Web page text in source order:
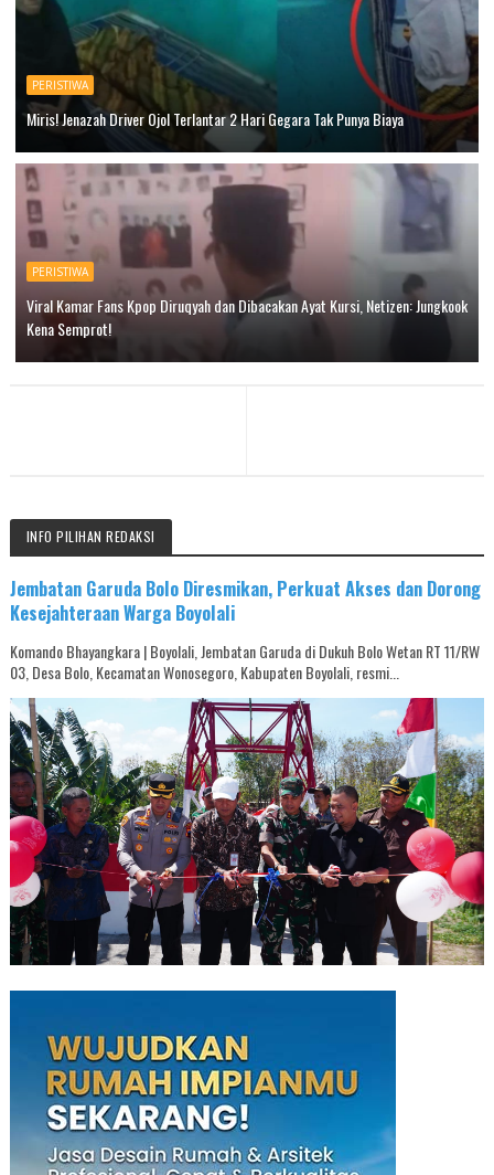
PERISTIWA
Miris! Jenazah Driver Ojol Terlantar 2 Hari Gegara Tak Punya Biaya
PERISTIWA
Viral Kamar Fans Kpop Diruqyah dan Dibacakan Ayat Kursi, Netizen: Jungkook
Kena Semprot!
INFO PILIHAN REDAKSI
Jembatan Garuda Bolo Diresmikan, Perkuat Akses dan Dorong
Kesejahteraan Warga Boyolali
Komando Bhayangkara | Boyolali, Jembatan Garuda di Dukuh Bolo Wetan RT 11/RW
03, Desa Bolo, Kecamatan Wonosegoro, Kabupaten Boyolali, resmi...